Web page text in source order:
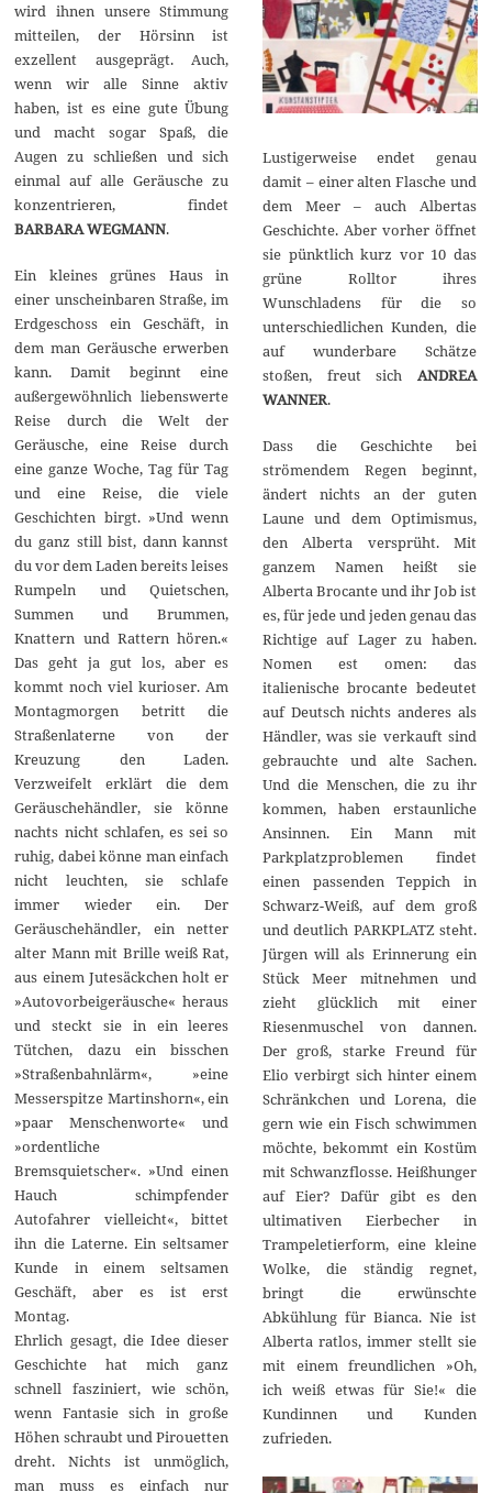
wird ihnen unsere Stimmung
mitteilen, der Hörsinn ist
exzellent ausgeprägt. Auch,
wenn wir alle Sinne aktiv
haben, ist es eine gute Übung
und macht sogar Spaß, die
Augen zu schließen und sich
einmal auf alle Geräusche zu
konzentrieren, findet
BARBARA WEGMANN.
Ein kleines grünes Haus in
einer unscheinbaren Straße, im
Erdgeschoss ein Geschäft, in
dem man Geräusche erwerben
kann. Damit beginnt eine
außergewöhnlich liebenswerte
Reise durch die Welt der
Geräusche, eine Reise durch
eine ganze Woche, Tag für Tag
und eine Reise, die viele
Geschichten birgt. »Und wenn
du ganz still bist, dann kannst
du vor dem Laden bereits leises
Rumpeln und Quietschen,
Summen und Brummen,
Knattern und Rattern hören.«
Das geht ja gut los, aber es
kommt noch viel kurioser. Am
Montagmorgen betritt die
Straßenlaterne von der
Kreuzung den Laden.
Verzweifelt erklärt die dem
Geräuschehändler, sie könne
nachts nicht schlafen, es sei so
ruhig, dabei könne man einfach
nicht leuchten, sie schlafe
immer wieder ein. Der
Geräuschehändler, ein netter
alter Mann mit Brille weiß Rat,
aus einem Jutesäckchen holt er
»Autovorbeigeräusche« heraus
und steckt sie in ein leeres
Tütchen, dazu ein bisschen
»Straßenbahnlärm«, »eine
Messerspitze Martinshorn«, ein
»paar Menschenworte« und
»ordentliche
Bremsquietscher«. »Und einen
Hauch schimpfender
Autofahrer vielleicht«, bittet
ihn die Laterne. Ein seltsamer
Kunde in einem seltsamen
Geschäft, aber es ist erst
Montag.
Ehrlich gesagt, die Idee dieser
Geschichte hat mich ganz
schnell fasziniert, wie schön,
wenn Fantasie sich in große
Höhen schraubt und Pirouetten
dreht. Nichts ist unmöglich,
man muss es einfach nur
Lustigerweise endet genau
damit – einer alten Flasche und
dem Meer – auch Albertas
Geschichte. Aber vorher öffnet
sie pünktlich kurz vor 10 das
grüne Rolltor ihres
Wunschladens für die so
unterschiedlichen Kunden, die
auf wunderbare Schätze
stoßen, freut sich ANDREA
WANNER.
Dass die Geschichte bei
strömendem Regen beginnt,
ändert nichts an der guten
Laune und dem Optimismus,
den Alberta versprüht. Mit
ganzem Namen heißt sie
Alberta Brocante und ihr Job ist
es, für jede und jeden genau das
Richtige auf Lager zu haben.
Nomen est omen: das
italienische brocante bedeutet
auf Deutsch nichts anderes als
Händler, was sie verkauft sind
gebrauchte und alte Sachen.
Und die Menschen, die zu ihr
kommen, haben erstaunliche
Ansinnen. Ein Mann mit
Parkplatzproblemen findet
einen passenden Teppich in
Schwarz-Weiß, auf dem groß
und deutlich PARKPLATZ steht.
Jürgen will als Erinnerung ein
Stück Meer mitnehmen und
zieht glücklich mit einer
Riesenmuschel von dannen.
Der groß, starke Freund für
Elio verbirgt sich hinter einem
Schränkchen und Lorena, die
gern wie ein Fisch schwimmen
möchte, bekommt ein Kostüm
mit Schwanzflosse. Heißhunger
auf Eier? Dafür gibt es den
ultimativen Eierbecher in
Trampeletierform, eine kleine
Wolke, die ständig regnet,
bringt die erwünschte
Abkühlung für Bianca. Nie ist
Alberta ratlos, immer stellt sie
mit einem freundlichen »Oh,
ich weiß etwas für Sie!« die
Kundinnen und Kunden
zufrieden.